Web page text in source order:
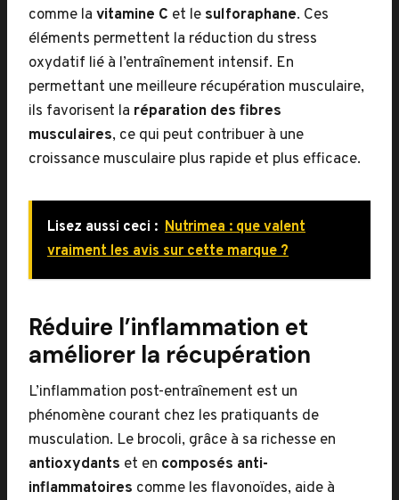
comme la vitamine C et le sulforaphane. Ces
éléments permettent la réduction du stress
oxydatif lié à l’entraînement intensif. En
permettant une meilleure récupération musculaire,
ils favorisent la réparation des fibres
musculaires, ce qui peut contribuer à une
croissance musculaire plus rapide et plus efficace.
Lisez aussi ceci : Nutrimea : que valent
vraiment les avis sur cette marque ?
Réduire l’inflammation et
améliorer la récupération
L’inflammation post-entraînement est un
phénomène courant chez les pratiquants de
musculation. Le brocoli, grâce à sa richesse en
antioxydants et en composés anti-
inflammatoires comme les flavonoïdes, aide à